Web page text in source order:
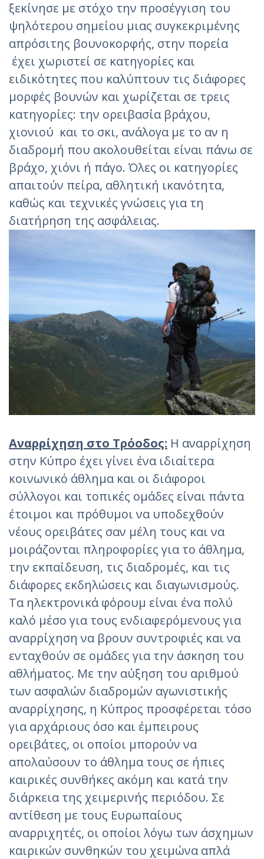
ξεκίνησε με στόχο την προσέγγιση του
ψηλότερου σημείου μιας συγκεκριμένης
απρόσιτης βουνοκορφής, στην πορεία
έχει χωριστεί σε κατηγορίες και
ειδικότητες που καλύπτουν τις διάφορες
μορφές βουνών και χωρίζεται σε τρεις
κατηγορίες: την ορειβασία βράχου,
χιονιού και το σκι, ανάλογα με το αν η
διαδρομή που ακολουθείται είναι πάνω σε
βράχο, χιόνι ή πάγο. Όλες οι κατηγορίες
απαιτούν πείρα, αθλητική ικανότητα,
καθώς και τεχνικές γνώσεις για τη
διατήρηση της ασφάλειας.
Αναρρίχηση στο Τρόοδος: Η αναρρίχηση
στην Κύπρο έχει γίνει ένα ιδιαίτερα
κοινωνικό άθλημα και οι διάφοροι
σύλλογοι και τοπικές ομάδες είναι πάντα
έτοιμοι και πρόθυμοι να υποδεχθούν
νέους ορειβάτες σαν μέλη τους και να
μοιράζονται πληροφορίες για το άθλημα,
την εκπαίδευση, τις διαδρομές, και τις
διάφορες εκδηλώσεις και διαγωνισμούς.
Τα ηλεκτρονικά φόρουμ είναι ένα πολύ
καλό μέσο για τους ενδιαφερόμενους για
αναρρίχηση να βρουν συντροφιές και να
ενταχθούν σε ομάδες για την άσκηση του
αθλήματος. Με την αύξηση του αριθμού
των ασφαλών διαδρομών αγωνιστικής
αναρρίχησης, η Κύπρος προσφέρεται τόσο
για αρχάριους όσο και έμπειρους
ορειβάτες, οι οποίοι μπορούν να
απολαύσουν το άθλημα τους σε ήπιες
καιρικές συνθήκες ακόμη και κατά την
διάρκεια της χειμερινής περιόδου. Σε
αντίθεση με τους Ευρωπαίους
αναρριχητές, οι οποίοι λόγω των άσχημων
καιρικών συνθηκών του χειμώνα απλά